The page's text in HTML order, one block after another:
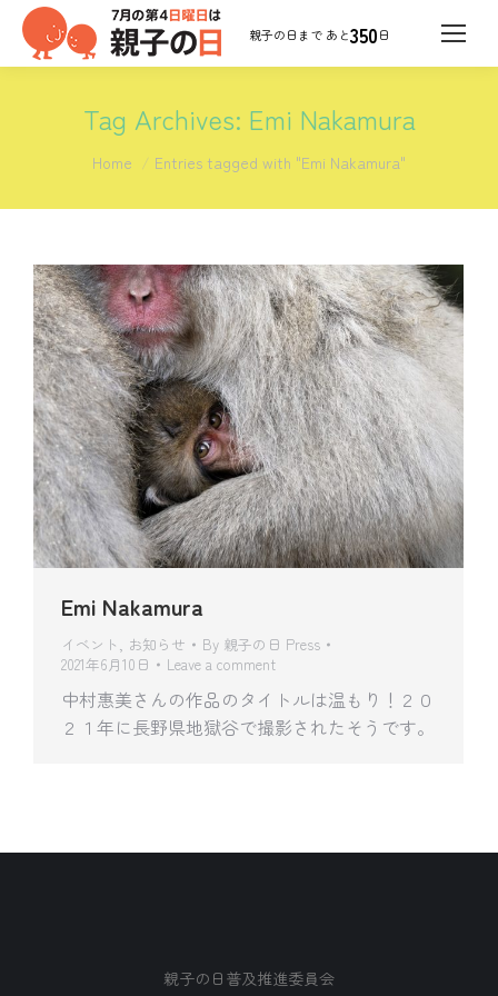
350日
Tag Archives: Emi Nakamura
You are here:
Home Entries tagged with "Emi Nakamura"
Emi Nakamura
イベント , お知らせ By 親子の日 Press
2021年6月10日
Leave a comment
中村惠美さんの作品のタイトルは温もり！２０
２１年に長野県地獄谷で撮影されたそうです。
親子の日普及推進委員会